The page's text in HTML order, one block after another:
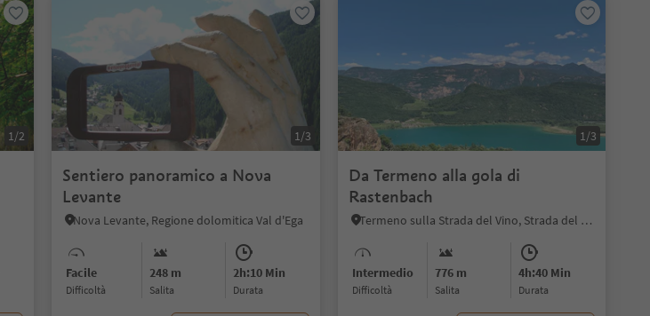
1/2 1/3
Sentiero panoramico a Nova
Levante
Nova Levante, Regione dolomitica Val d'Ega
Facile
Difficoltà
248 m
Salita
2h:10 Min
durata
1/3
Da Termeno alla gola di
Rastenbach
Termeno sulla Strada del Vino, Strada del Vino
Intermedio
Difficoltà
776 m
Salita
4h:40 Min
durata